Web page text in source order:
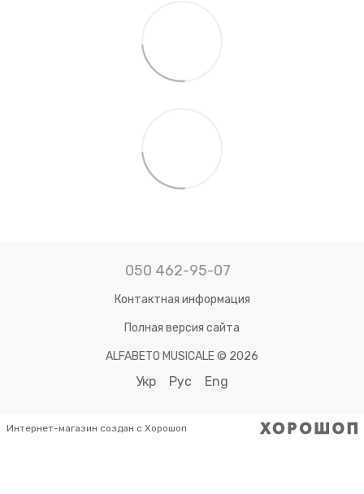
050 462-95-07
Контактная информация
Полная версия сайта
ALFABETO MUSICALE © 2026
Укр Рус Eng
Интернет-магазин создан с Хорошоп